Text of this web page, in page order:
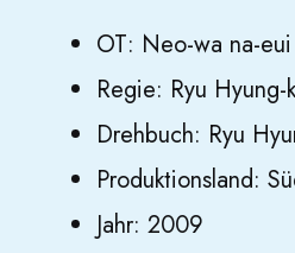
OT: Neo-wa na-
Regie: Ryu Hyung-
Drehbuch: Ryu
Produktionsland:
Jahr: 2009